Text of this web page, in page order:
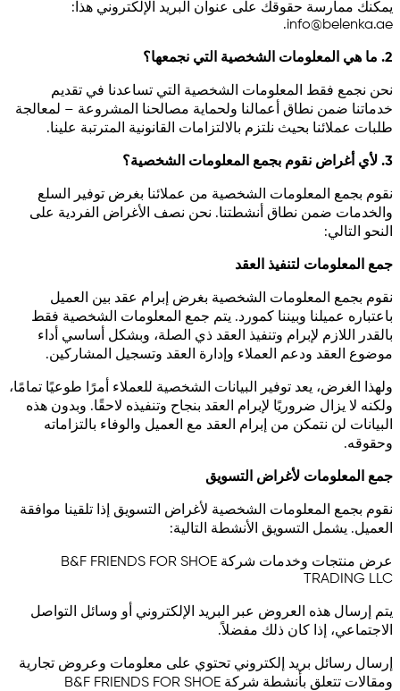
يمكنك ممارسة حقوقك على عنوان البريد الإلكتروني هذا:
info@belenka.ae
.
2. ما هي المعلومات الشخصية التي نجمعها؟
نحن نجمع فقط المعلومات الشخصية التي تساعدنا في تقديم
خدماتنا ضمن نطاق أعمالنا ولحماية مصالحنا المشروعة – لمعالجة
طلبات عملائنا بحيث نلتزم بالالتزامات القانونية المترتبة علينا.
3. لأي أغراض نقوم بجمع المعلومات الشخصية؟
نقوم بجمع المعلومات الشخصية من عملائنا بغرض توفير السلع
والخدمات ضمن نطاق أنشطتنا. نحن نصف الأغراض الفردية على
النحو التالي:
جمع المعلومات لتنفيذ العقد
نقوم بجمع المعلومات الشخصية بغرض إبرام عقد بين العميل
باعتباره عميلنا وبيننا كمورد. يتم جمع المعلومات الشخصية فقط
بالقدر اللازم لإبرام وتنفيذ العقد ذي الصلة، وبشكل أساسي أداء
موضوع العقد ودعم العملاء وإدارة العقد وتسجيل المشاركين.
ولهذا الغرض، يعد توفير البيانات الشخصية للعملاء أمرًا طوعيًا تمامًا،
ولكنه لا يزال ضروريًا لإبرام العقد بنجاح وتنفيذه لاحقًا. وبدون هذه
البيانات لن نتمكن من إبرام العقد مع العميل والوفاء بالتزاماته
وحقوقه.
جمع المعلومات لأغراض التسويق
نقوم بجمع المعلومات الشخصية لأغراض التسويق إذا تلقينا موافقة
العميل. يشمل التسويق الأنشطة التالية:
عرض منتجات وخدمات شركة B&F FRIENDS FOR SHOE
TRADING LLC
يتم إرسال هذه العروض عبر البريد الإلكتروني أو وسائل التواصل
الاجتماعي، إذا كان ذلك مفضلاً.
إرسال رسائل بريد إلكتروني تحتوي على معلومات وعروض تجارية
ومقالات تتعلق بأنشطة شركة B&F FRIENDS FOR SHOE